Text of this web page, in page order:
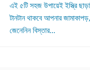
এই ৫টি সহজ উপায়েই ইস্ত্রি
টানটান থাকবে আপনার জামাকাপড়,
জেনেনিন বিস্তার...